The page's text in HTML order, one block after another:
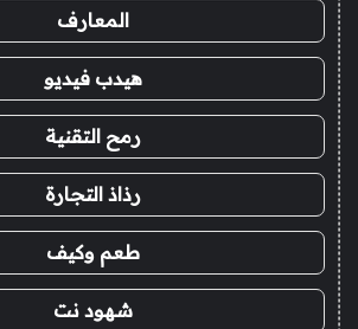
المعارف
هيدب فيديو
رمح التقنية
رذاذ التجارة
طعم وكيف
شهود نت